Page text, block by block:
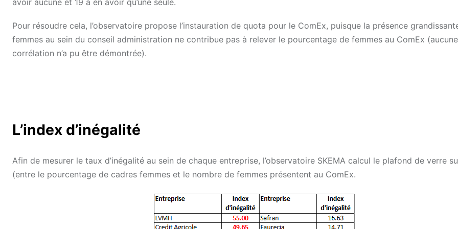
Pour résoudre cela, l’observatoire propose l’instauration de quota pour le ComEx, puisque la présence
femmes au sein du conseil administration ne contribue pas à relever le pourcentage de femmes au ComEx (aucune
corrélation n’a pu être démontrée).
L’index d’inégalité
Afin de mesurer le taux d’inégalité au sein de chaque entreprise, l’observatoire SKEMA calcul le plafond de verre
(entre le pourcentage de cadres femmes et le nombre de femmes présentent au ComEx.